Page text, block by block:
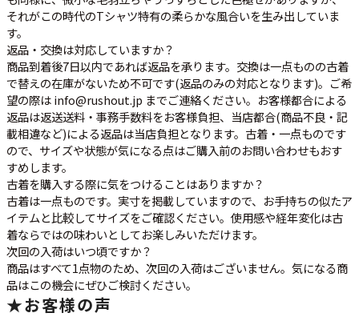
それがこの時代のTシャツ特有の柔らかな風合いを生み出していま
す。
返品・交換は対応していますか？
商品到着後7日以内であれば返品を承ります。交換は一点ものの古着
で替えの在庫がないため不可です(返品のみの対応となります)。ご希
望の際は info@rushout.jp までご連絡ください。お客様都合による
返品は返送送料・事務手数料をお客様負担、当店都合(商品不良・記
載相違など)による返品は当店負担となります。古着・一点ものです
ので、サイズや状態が気になる点はご購入前のお問い合わせもおす
すめします。
古着を購入する際に気をつけることはありますか？
古着は一点ものです。実寸を掲載していますので、お手持ちの似たア
イテムと比較してサイズをご確認ください。使用感や経年変化は古
着ならではの味わいとしてお楽しみいただけます。
次回の入荷はいつ頃ですか？
商品はすべて1点物のため、次回の入荷はございません。気になる商
品はこの機会にぜひご検討ください。
★お客様の声